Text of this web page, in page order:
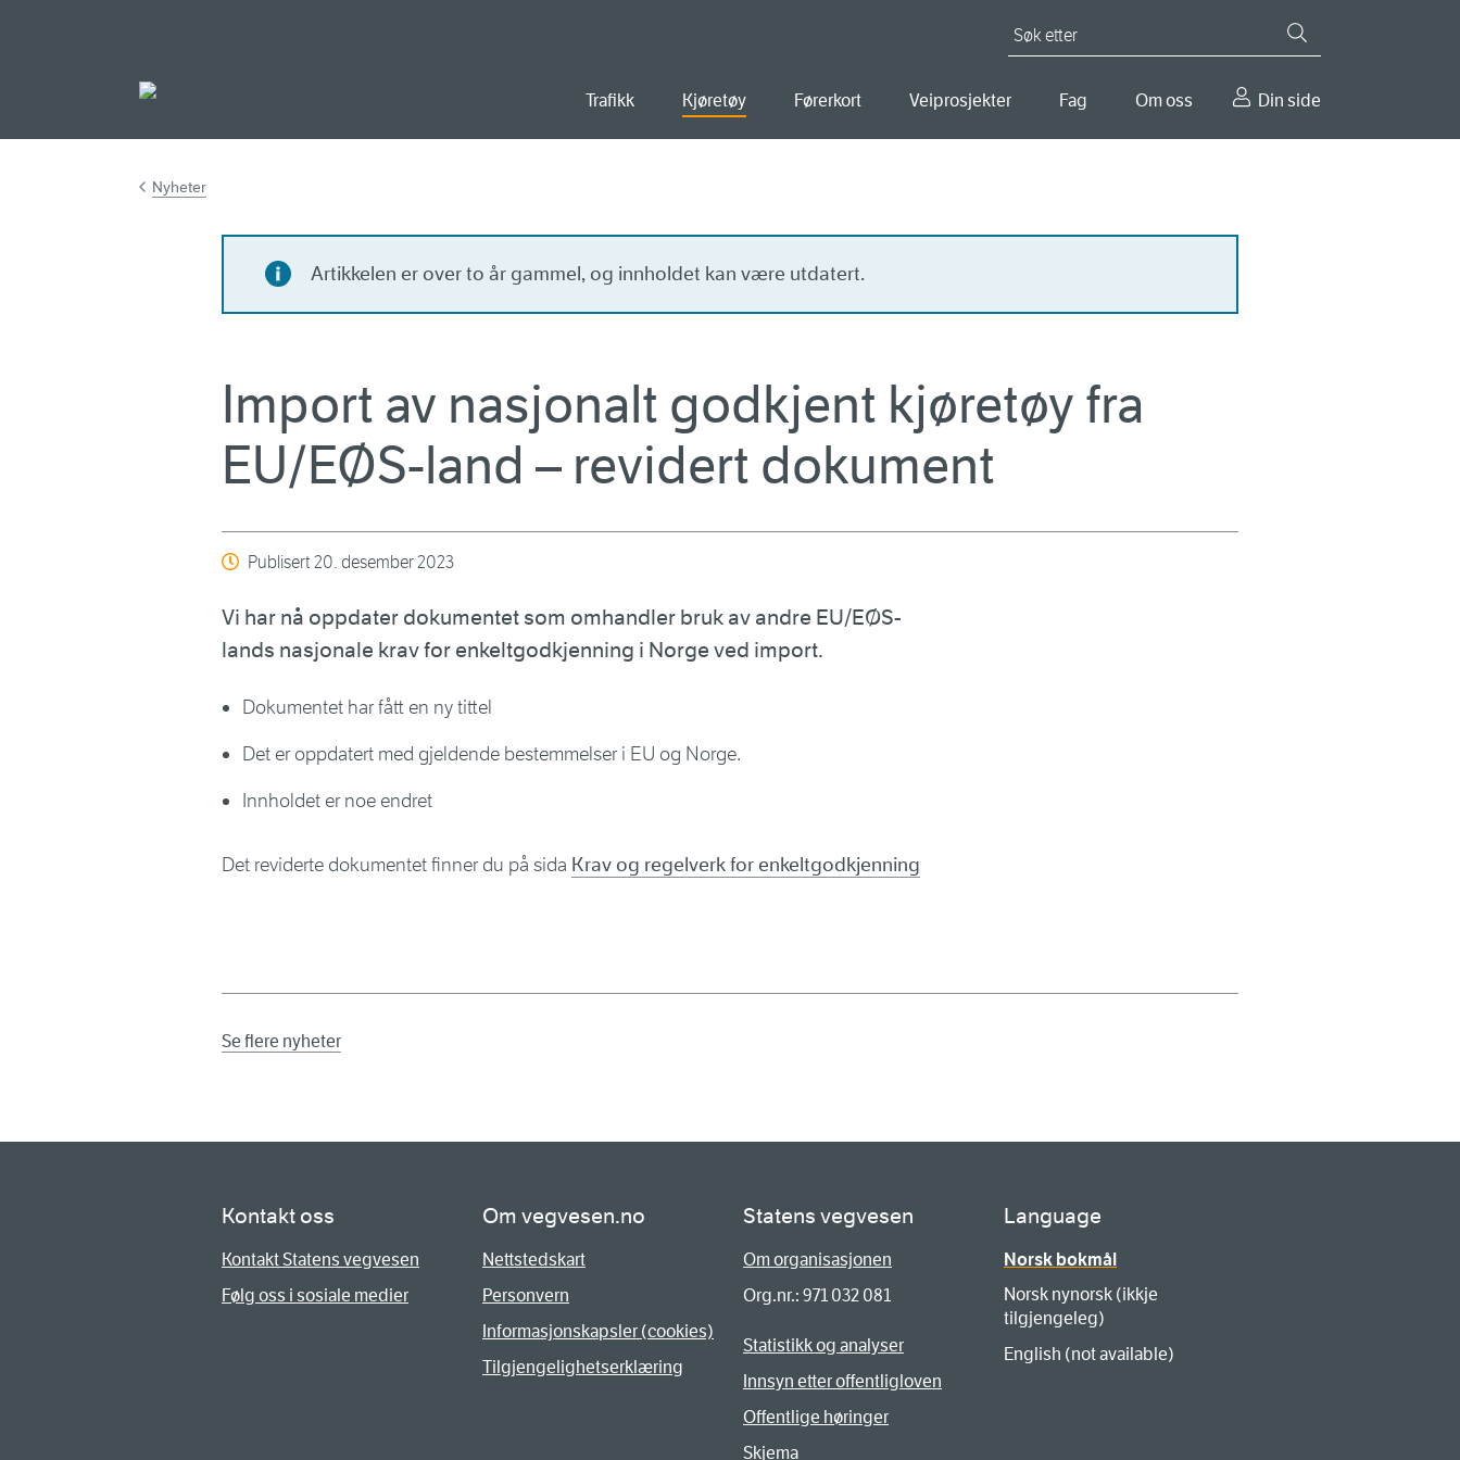
Trafikk Kjøretøy Førerkort Veiprosjekter Fag Om oss Din side
Nyheter
Artikkelen er over to år gammel, og innholdet kan være utdatert.
Import av nasjonalt godkjent kjøretøy fra
EU/EØS-land – revidert dokument
Publisert20. desember 2023
Vi har nå oppdater dokumentet som omhandler bruk av andre EU/EØS-
lands nasjonale krav for enkeltgodkjenning i Norge ved import.
Dokumentet har fått en ny tittel
Det er oppdatert med gjeldende bestemmelser i EU og Norge.
Innholdet er noe endret
Det reviderte dokumentet finner du på sida Krav og regelverk for enkeltgodkjenning
Se flere nyheter
Kontakt oss
Kontakt Statens vegvesen
Følg oss i sosiale medier
Om vegvesen.no
Nettstedskart
Personvern
Informasjonskapsler (cookies)
Tilgjengelighetserklæring
Statens vegvesen
Om organisasjonen
Org.nr.: 971 032 081
Statistikk og analyser
Innsyn etter offentligloven
Offentlige høringer
Skjema
Language
Norsk bokmål
Norsk nynorsk (ikkje
tilgjengeleg)
English (not available)